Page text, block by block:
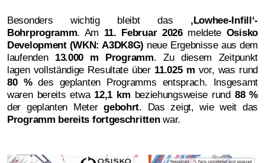
Besonders wichtig bleibt das ‚Lowhee-Infill‘-
Bohrprogramm. Am 11. Februar 2026meldete Osisko
Development (WKN: A3DK8G) neue Ergebnisse aus dem
laufenden 13.000 m Programm. Zu diesem Zeitpunkt
lagen vollständige Resultate über 11.025 m vor, was rund
80 %des geplanten Programms entsprach. Insgesamt
waren bereits etwa 12,1 km beziehungsweise rund 88 %
der geplanten Metergebohrt. Das zeigt, wie weit das
Programm bereits fortgeschrittenwar.